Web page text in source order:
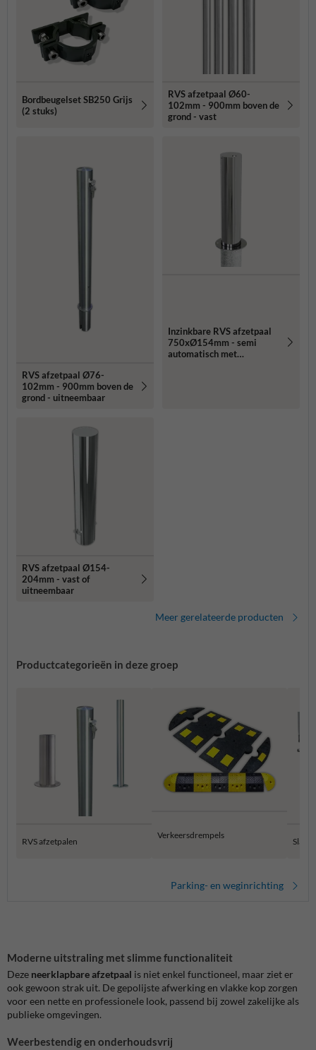
Bordbeugelset SB250 Grijs
(2 stuks)
RVS afzetpaal Ø60-
102mm - 900mm boven de
grond - vast
RVS afzetpaal Ø76-
102mm - 900mm boven de
grond - uitneembaar
Inzinkbare RVS afzetpaal
750xØ154mm - semi
automatisch met
RVS afzetpaal Ø154-
204mm - vast of
uitneembaar
Meer gerelateerde producten
Productcategorieën in deze groep
RVS afzetpalen
Verkeersdrempels
Parking- en weginrichting
Moderne uitstraling met slimme functionaliteit
Deze neerklapbare afzetpaal is niet enkel functioneel, maar ziet er
ook gewoon strak uit. De gepolijste afwerking en vlakke kop zorgen
voor een nette en professionele look, passend bij zowel zakelijke als
publieke omgevingen.
Weerbestendig en onderhoudsvrij